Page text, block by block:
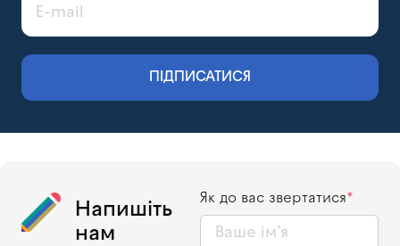
ПІДПИСАТИСЯ
Напишіть
нам
Як до вас звертатися